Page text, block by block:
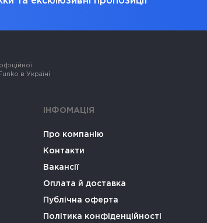
в Україні
ІНФОМАЦІЯ
Про компанію
Контакти
Вакансії
Оплата й доставка
Публічна оферта
Політика конфіденційності